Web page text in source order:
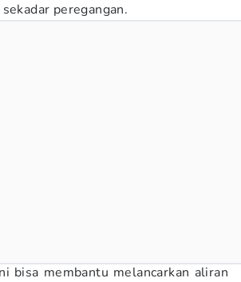
peregangan.
bisa membantu melancarkan aliran